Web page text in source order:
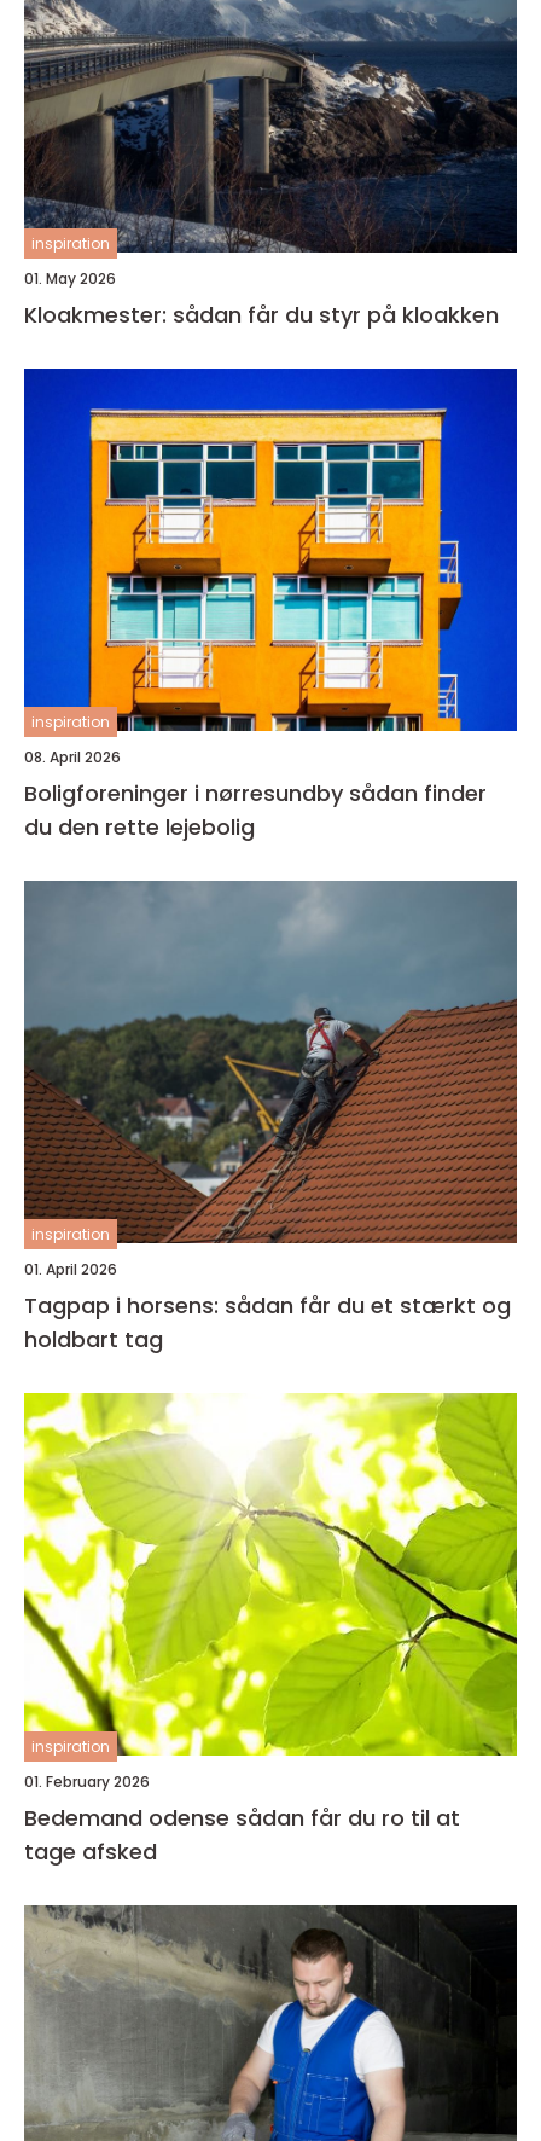
inspiration
01. May 2026
Kloakmester: sådan får du styr på kloakken
inspiration
08. April 2026
Boligforeninger i nørresundby sådan finder
du den rette lejebolig
inspiration
01. April 2026
Tagpap i horsens: sådan får du et stærkt og
holdbart tag
inspiration
01. February 2026
Bedemand odense sådan får du ro til at
tage afsked